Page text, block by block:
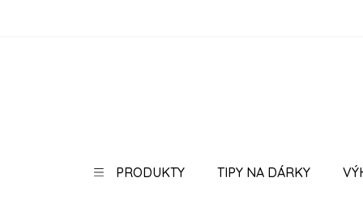
PRODUKTY TIPY NA DÁRKY